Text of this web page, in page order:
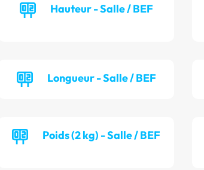
Hauteur - Salle / BEF
Longueur - Salle / BEF
Poids (2 kg) - Salle / BEF